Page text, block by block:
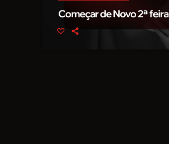
Começar de Novo 2ª feira